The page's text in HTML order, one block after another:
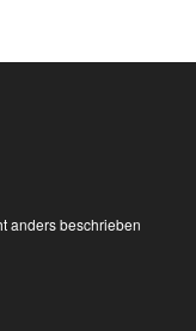
anders beschrieben